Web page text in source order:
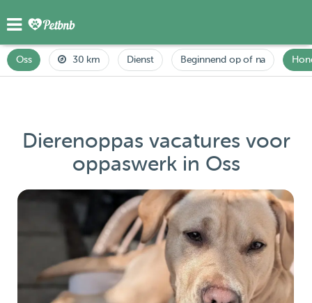
Oss 30 km Dienst Beginnend op of na
Dierenoppas vacatures voor
oppaswerk in Oss